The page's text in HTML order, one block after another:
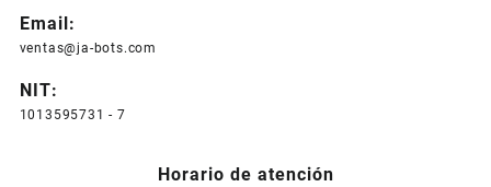
Email:
ventas@ja-bots.com
NIT:
1013595731 - 7
Horario de atención